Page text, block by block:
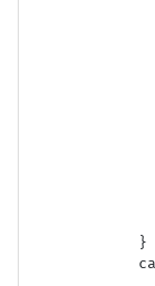
            }